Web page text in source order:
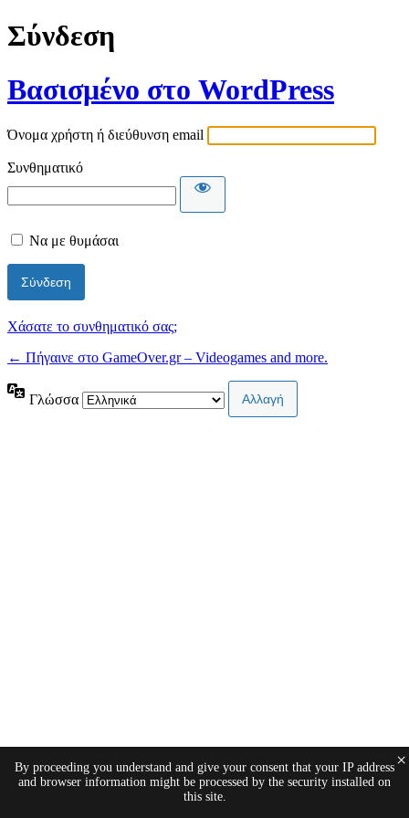
Σύνδεση
Βασισμένο στο WordPress
Όνομα χρήστη ή διεύθυνση email
Συνθηματικό
Να με θυμάσαι
Χάσατε το συνθηματικό σας;
← Πήγαινε στο GameOver.gr – Videogames and more.
Γλώσσα
By proceeding you understand and give your consent that your IP address
and browser information might be processed by the security installed on
this site.
×